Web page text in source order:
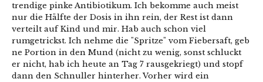
trendige pinke Antibiotikum. Ich bekomme auch meist
nur die Hälfte der Dosis in ihn rein, der Rest ist dann
verteilt auf Kind und mir. Hab auch schon viel
rumgetrickst. Ich nehme die "Spritze" vom Fiebersaft, geb
ne Portion in den Mund (nicht zu wenig, sonst schluckt
er nicht, hab ich heute an Tag 7 rausgekriegt) und stopf
dann den Schnuller hinterher. Vorher wird ein